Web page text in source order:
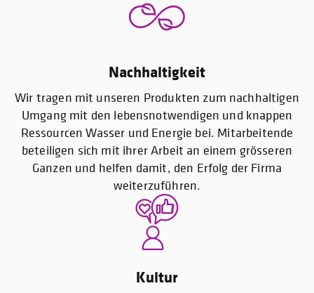
Nachhaltigkeit
Wir tragen mit unseren Produkten zum nachhaltigen
Umgang mit den lebensnotwendigen und knappen
Ressourcen Wasser und Energie bei. Mitarbeitende
beteiligen sich mit ihrer Arbeit an einem grösseren
Ganzen und helfen damit, den Erfolg der Firma
weiterzuführen.
Kultur